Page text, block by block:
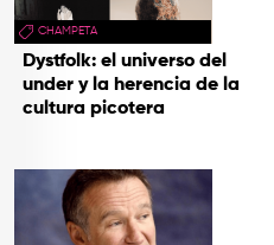
CHAMPETA
Dystfolk: el universo del
under y la herencia de la
cultura picotera